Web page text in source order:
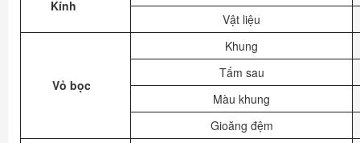
Kính
Vật liệu
Vỏ bọc
Khung
Tấm sau
Màu khung
Gioăng đệm